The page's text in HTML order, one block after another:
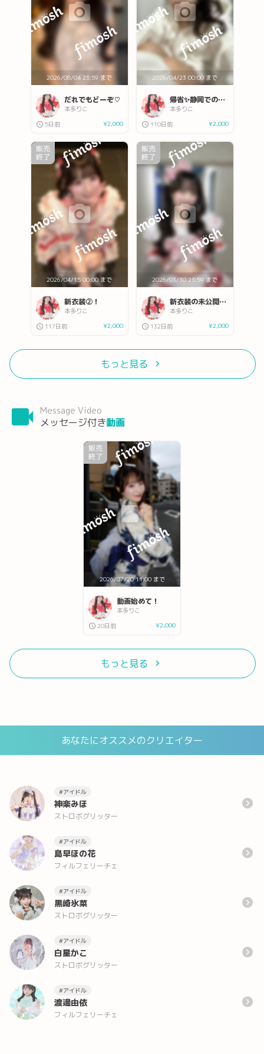
2026/08/04 23:59 まで
だれでもどーぞ♡
本多りこ
5日前
¥2,000
2026/04/23 00:00 まで
帰省✨静岡での写真でフィモッシュ♩
本多りこ
110日前
¥2,000
販売
終了
2026/04/15 00:00 まで
新衣装②！
本多りこ
117日前
¥2,000
販売
終了
2026/03/30 23:59 まで
新衣装の未公開の写真でフィモッシュ！
本多りこ
132日前
¥2,000
もっと見る
Message Video
メッセージ付き動画
販売
終了
2026/07/20 11:00 まで
動画始めて！
本多りこ
20日前
¥2,000
もっと見る
あなたにオススメのクリエイター
#アイドル
神楽みほ
ストロボグリッター
#アイドル
島早ほの花
フィルフェリーチェ
#アイドル
黒崎氷菜
ストロボグリッター
#アイドル
白星かこ
ストロボグリッター
#アイドル
渡邊由依
フィルフェリーチェ